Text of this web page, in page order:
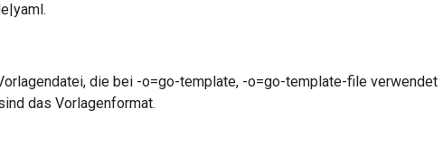
die bei -o=go-template, -o=go-template-file verwendet
das Vorlagenformat.